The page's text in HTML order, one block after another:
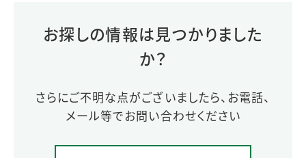
お探しの情報は見つかりました
か？
さらにご不明な点がございましたら、お電話、
メール等でお問い合わせください